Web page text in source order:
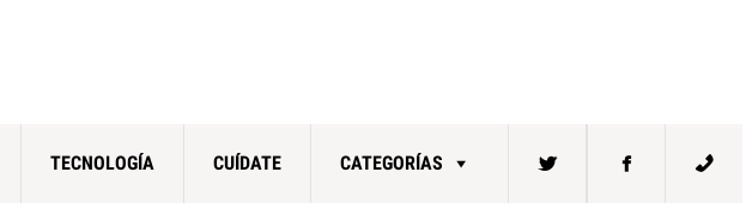
TECNOLOGÍA CUÍDATE CATEGORÍAS